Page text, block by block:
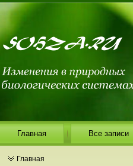
Главная Все записи
Главная